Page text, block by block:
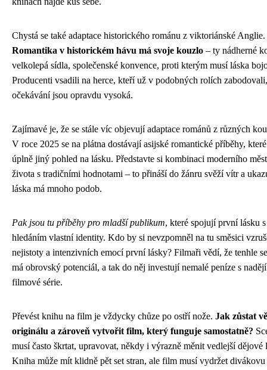
Chystá se také adaptace historického románu z viktoriánské Anglie.
Romantika v historickém hávu má svoje kouzlo – ty nádherné
velkolepá sídla, společenské konvence, proti kterým musí láska
Producenti vsadili na herce, kteří už v podobných rolích
očekávání jsou opravdu vysoká.
Zajímavé je, že se stále víc objevují adaptace románů z různých
V roce 2025 se na plátna dostávají asijské romantické příběhy,
úplně jiný pohled na lásku. Představte si kombinaci moderního
života s tradičními hodnotami – to přináší do žánru svěží vítr a
láska má mnoho podob.
Pak jsou tu příběhy pro mladší publikum, které spojují první lásku s
hledáním vlastní identity. Kdo by si nevzpomněl na tu směsici
nejistoty a intenzivních emocí první lásky? Filmaři vědí, že tenhle
má obrovský potenciál, a tak do něj investují nemalé peníze s
filmové série.
Převést knihu na film je vždycky chůze po ostří nože. Jak zůstat
originálu a zároveň vytvořit film, který funguje samostatně?
musí často škrtat, upravovat, někdy i výrazně měnit vedlejší dějové
Kniha může mít klidně pět set stran, ale film musí vydržet divákovu